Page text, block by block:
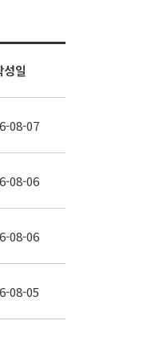
성일
08-07
08-06
08-06
08-05